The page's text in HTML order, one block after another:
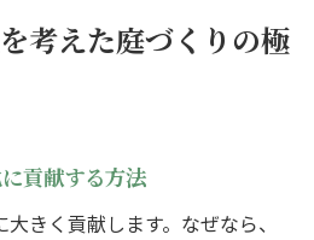
考えた庭づくりの極
貢献する方法
きく貢献します。なぜなら、